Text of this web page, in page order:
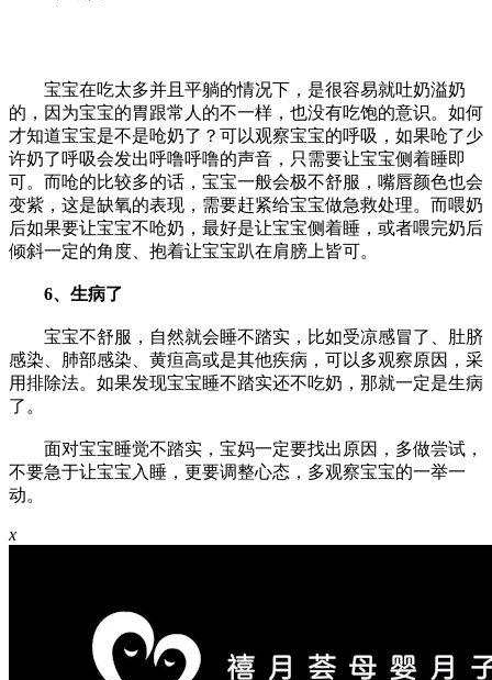
宝宝在吃太多并且平躺的情况下，是很容易就吐奶溢奶
的，因为宝宝的胃跟常人的不一样，也没有吃饱的意识。如何
才知道宝宝是不是呛奶了？可以观察宝宝的呼吸，如果呛了少
许奶了呼吸会发出呼噜呼噜的声音，只需要让宝宝侧着睡即
可。而呛的比较多的话，宝宝一般会极不舒服，嘴唇颜色也会
变紫，这是缺氧的表现，需要赶紧给宝宝做急救处理。而喂奶
后如果要让宝宝不呛奶，最好是让宝宝侧着睡，或者喂完奶后
倾斜一定的角度、抱着让宝宝趴在肩膀上皆可。
6、生病了
宝宝不舒服，自然就会睡不踏实，比如受凉感冒了、肚脐
感染、肺部感染、黄疸高或是其他疾病，可以多观察原因，采
用排除法。如果发现宝宝睡不踏实还不吃奶，那就一定是生病
了。
面对宝宝睡觉不踏实，宝妈一定要找出原因，多做尝试，
不要急于让宝宝入睡，更要调整心态，多观察宝宝的一举一
动。
x